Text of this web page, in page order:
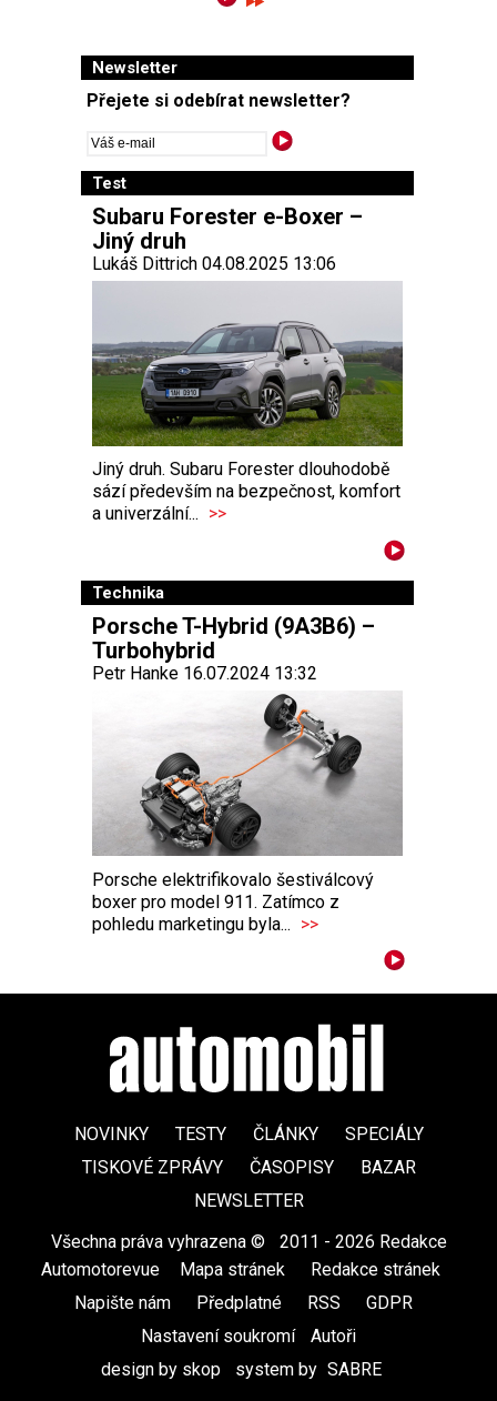
Newsletter
Přejete si odebírat newsletter?
Test
Subaru Forester e-Boxer –
Jiný druh
Lukáš Dittrich 04.08.2025 13:06
Jiný druh. Subaru Forester dlouhodobě
sází především na bezpečnost, komfort
a univerzální... >>
Technika
Porsche T-Hybrid (9A3B6) –
Turbohybrid
Petr Hanke 16.07.2024 13:32
Porsche elektrifikovalo šestiválcový
boxer pro model 911. Zatímco z
pohledu marketingu byla... >>
NOVINKY TESTY ČLÁNKY
SPECIÁLY
TISKOVÉ ZPRÁVY
ČASOPISY
BAZAR
NEWSLETTER
Všechna práva vyhrazena ©
2011 - 2026 Redakce
Automotorevue
Mapa stránek Redakce stránek
Napište nám
Předplatné RSS GDPR
Nastavení soukromí
Autoři
design by skop
system by SABRE